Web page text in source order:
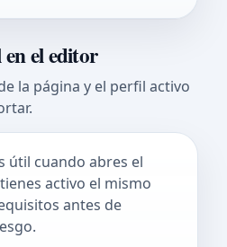
el editor
la página y el perfil activo
útil cuando abres el
activo el mismo
antes de